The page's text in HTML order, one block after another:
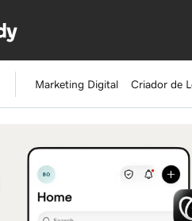
Marketing Digital Criador de